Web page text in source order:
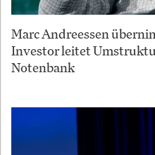
Marc Andreessen
Investor leitet
Notenbank